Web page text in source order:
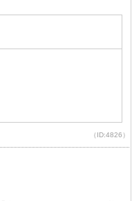
（ID:4826）